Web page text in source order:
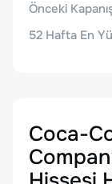
Önceki
52 Hafta En
Coca-